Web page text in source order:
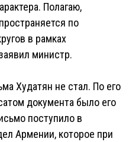
Полагаю,
по
в рамках
министр.
Худатян не стал. По его
документа было его
поступило в
Армении, которое при